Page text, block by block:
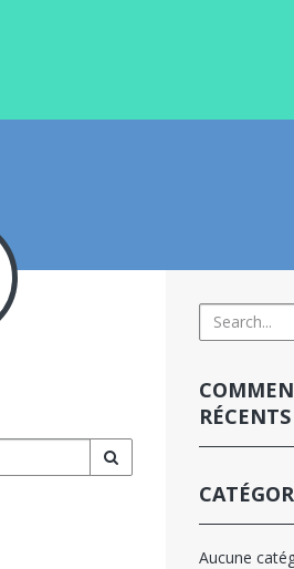
RÉCENTS
Aucune